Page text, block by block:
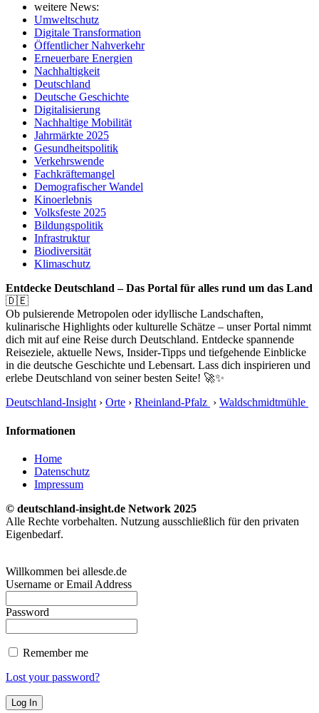
weitere News:
Umweltschutz
Digitale Transformation
Öffentlicher Nahverkehr
Erneuerbare Energien
Nachhaltigkeit
Deutschland
Deutsche Geschichte
Digitalisierung
Nachhaltige Mobilität
Jahrmärkte 2025
Gesundheitspolitik
Verkehrswende
Fachkräftemangel
Demografischer Wandel
Kinoerlebnis
Volksfeste 2025
Bildungspolitik
Infrastruktur
Biodiversität
Klimaschutz
Entdecke Deutschland – Das Portal für alles rund um das Land
🇩🇪
Ob pulsierende Metropolen oder idyllische Landschaften,
kulinarische Highlights oder kulturelle Schätze – unser Portal nimmt
dich mit auf eine Reise durch Deutschland. Entdecke spannende
Reiseziele, aktuelle News, Insider-Tipps und tiefgehende Einblicke
in die deutsche Geschichte und Lebensart. Lass dich inspirieren und
erlebe Deutschland von seiner besten Seite! 🚀✨
Deutschland-Insight › Orte › Rheinland-Pfalz › Waldschmidtmühle
Informationen
Home
Datenschutz
Impressum
© deutschland-insight.de Network 2025
Alle Rechte vorbehalten. Nutzung ausschließlich für den privaten
Eigenbedarf.
Willkommen bei allesde.de
Username or Email Address
Password
Remember me
Lost your password?